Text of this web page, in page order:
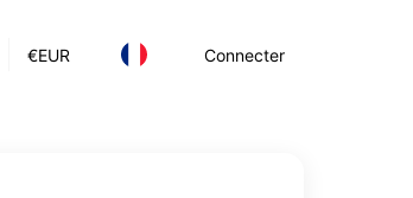
€EUR Connecter